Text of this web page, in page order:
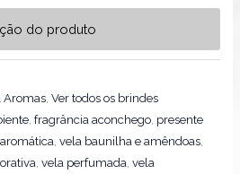
do produto
Aromas,Ver todos os brindes
,fragrância aconchego, presente
,vela baunilha e amêndoas,
,vela perfumada,vela